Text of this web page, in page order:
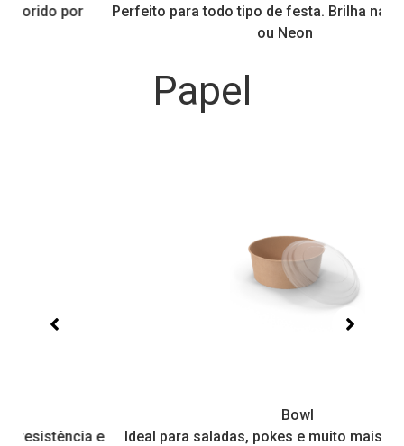
Perfeito para todo tipo de festa. Brilha na Luz Negra
Papel
Ideal para saladas, pokes e muito mais. É resistente,